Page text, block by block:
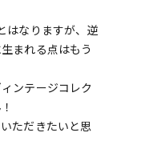
はなりますが、逆
まれる点はもう
ンテージコレク
ただきたいと思